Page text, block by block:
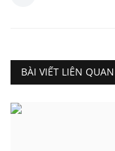
BÀI VIẾT LIÊN QUAN